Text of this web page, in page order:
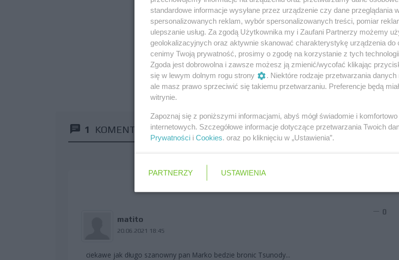
1 KOMENTARZ
matito
20.06.2021 18:45
0
ciekawe jak długo szanowny pan Marko bedzie bronic Tsunody...
standardowe informacje wysyłane przez urządzenie czy dane przeglądania
spersonalizowanych reklam, wybór spersonalizowanych treści, pomiar
ulepszanie usług. Za zgodą Użytkownika my i Zaufani Partnerzy możemy
geolokalizacyjnych oraz aktywnie skanować charakterystykę urządzenia do
cenimy Twoją prywatność, prosimy o zgodę na korzystanie z tych
Zgoda jest dobrowolna i zawsze możesz ją zmienić/wycofać klikając
się w lewym dolnym rogu strony
. Niektóre rodzaje przetwarzania
ale masz prawo sprzeciwić się takiemu przetwarzaniu. Preferencje będą
witrynie.
Zapoznaj się z poniższymi informacjami, abyś mógł świadomie i
internetowych. Szczegółowe informacje dotyczące przetwarzania Twoich
Prywatności i Cookies. oraz po kliknięciu w „Ustawienia”.
PARTNERZY USTAWIENIA